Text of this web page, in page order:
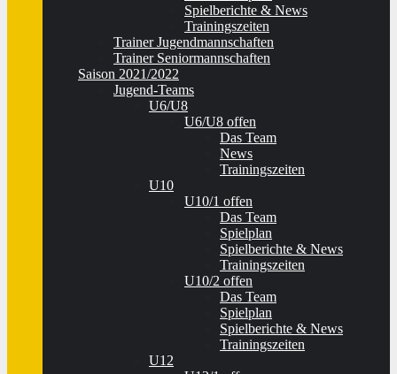
Spielberichte & News
Trainingszeiten
Trainer Jugendmannschaften
Trainer Seniormannschaften
Saison 2021/2022
Jugend-Teams
U6/U8
U6/U8 offen
Das Team
News
Trainingszeiten
U10
U10/1 offen
Das Team
Spielplan
Spielberichte & News
Trainingszeiten
U10/2 offen
Das Team
Spielplan
Spielberichte & News
Trainingszeiten
U12